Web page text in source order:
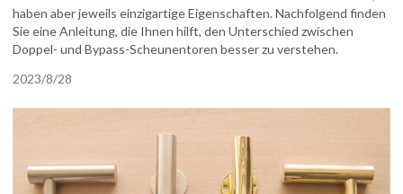
haben aber jeweils einzigartige Eigenschaften. Nachfolgend finden
Sie eine Anleitung, die Ihnen hilft, den Unterschied zwischen
Doppel- und Bypass-Scheunentoren besser zu verstehen.
2023/8/28